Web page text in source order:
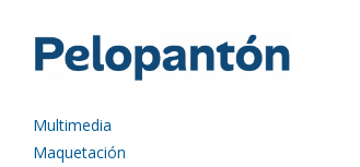
Multimedia
Maquetación